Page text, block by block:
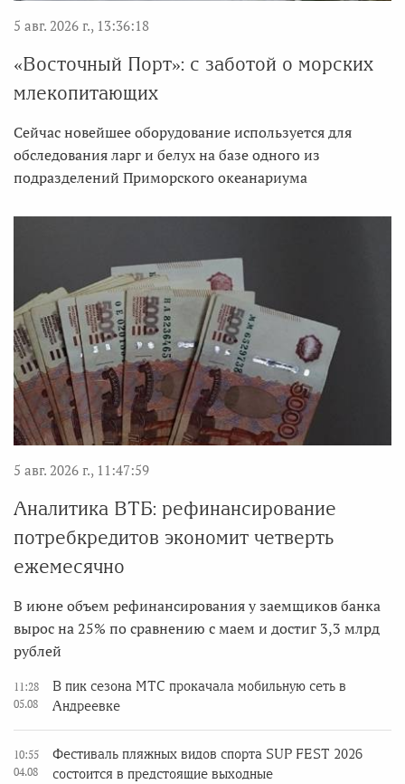
5 авг. 2026 г., 13:36:18
«Восточный Порт»: с заботой о морских
млекопитающих
Сейчас новейшее оборудование используется для
обследования ларг и белух на базе одного из
подразделений Приморского океанариума
5 авг. 2026 г., 11:47:59
Аналитика ВТБ: рефинансирование
потребкредитов экономит четверть
ежемесячно
В июне объем рефинансирования у заемщиков банка
вырос на 25% по сравнению с маем и достиг 3,3 млрд
рублей
11:28
05.08
В пик сезона МТС прокачала мобильную сеть в
Андреевке
10:55
04.08
Фестиваль пляжных видов спорта SUP FEST 2026
состоится в предстоящие выходные